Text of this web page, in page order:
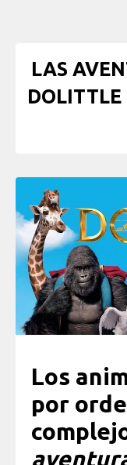
LAS
Los
por